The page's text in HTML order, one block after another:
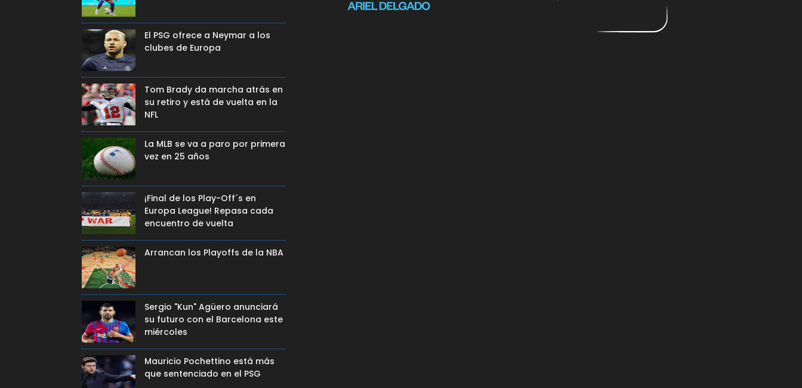
El PSG ofrece a Neymar a los
clubes de Europa
Tom Brady da marcha atrás en
su retiro y está de vuelta en la
NFL
La MLB se va a paro por primera
vez en 25 años
¡Final de los Play-Off´s en
Europa League! Repasa cada
encuentro de vuelta
Arrancan los Playoffs de la NBA
Sergio "Kun" Agüero anunciará
su futuro con el Barcelona este
miércoles
Mauricio Pochettino está más
que sentenciado en el PSG